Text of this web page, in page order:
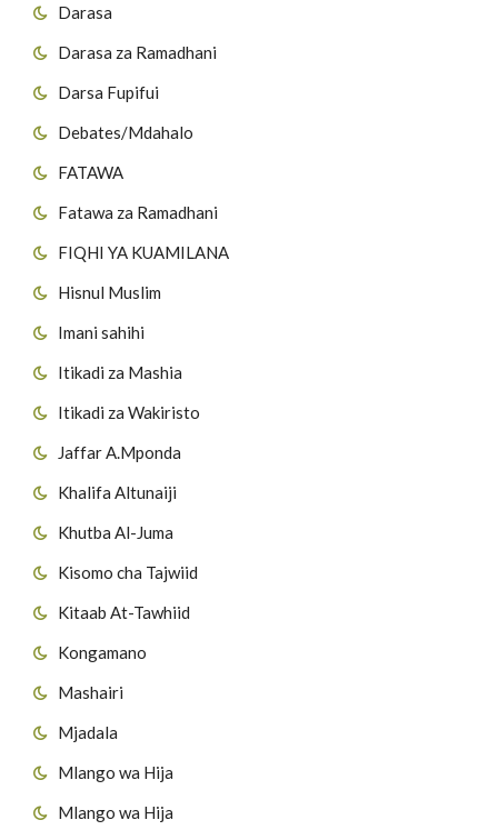
Darasa
Darasa za Ramadhani
Darsa Fupifui
Debates/Mdahalo
FATAWA
Fatawa za Ramadhani
FIQHI YA KUAMILANA
Hisnul Muslim
Imani sahihi
Itikadi za Mashia
Itikadi za Wakiristo
Jaffar A.Mponda
Khalifa Altunaiji
Khutba Al-Juma
Kisomo cha Tajwiid
Kitaab At-Tawhiid
Kongamano
Mashairi
Mjadala
Mlango wa Hija
Mlango wa Hija